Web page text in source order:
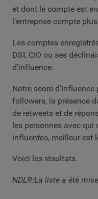
et dont le compte est
l’entreprise compte
Les comptes
DSI, CIO ou ses
d’influence.
Notre score
followers, la présence
de retweets et de
les personnes avec
influentes, meilleur est
Voici les résultats.
NDLR:La liste a été